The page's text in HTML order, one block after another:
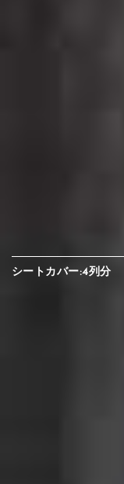
シートカバー:4列分